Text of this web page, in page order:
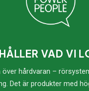
VAD VI
hårdvaran –
Det är produkter med